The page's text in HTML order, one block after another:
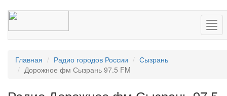
Главная Радио городов России
Сызрань
Дорожное фм Сызрань 97.5 FM